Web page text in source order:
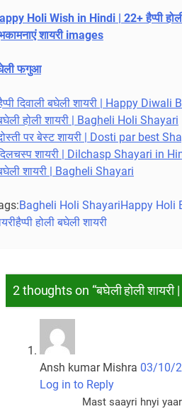
Holi Wish in Hindi | 22+ हैप्पी
शायरी images
फगुआ
दिवाली बघेली शायरी | Happy
होली शायरी | Bagheli Holi Shayari
पर बेस्ट शायरी | Dosti par best
शायरी | Dilchasp Shayari in
शायरी | Bagheli Shayari
Bagheli Holi ShayariHappy Holi
हैप्पी होली बघेली शायरी
2 thoughts on “बघेली होली
Ansh kumar Mishra 03/10/
Log in to Reply
Mast saayri hnyi yaar